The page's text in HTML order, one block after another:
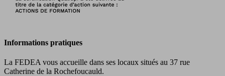
Informations pratiques
La FEDEA vous accueille dans ses locaux situés au 37 rue
Catherine de la Rochefoucauld.